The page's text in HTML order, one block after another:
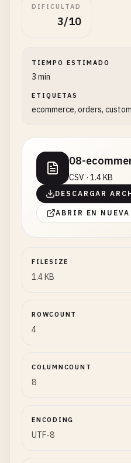
DIFICULTAD
3/10
TIEMPO ESTIMADO
3 min
ETIQUETAS
ecommerce, orders,
08-
CSV · 1.4 KB
DESCARGAR
ABRIR EN NUEVA
FILESIZE
1.4 KB
ROWCOUNT
4
COLUMNCOUNT
8
ENCODING
UTF-8